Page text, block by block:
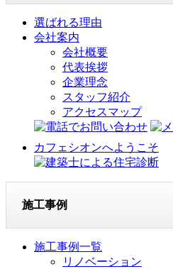
選ばれる理由
会社案内
会社概要
代表挨拶
企業理念
スタッフ紹介
アクセスマップ
カフェシオンへようこそ
施工事例
施工事例一覧
リノベーション